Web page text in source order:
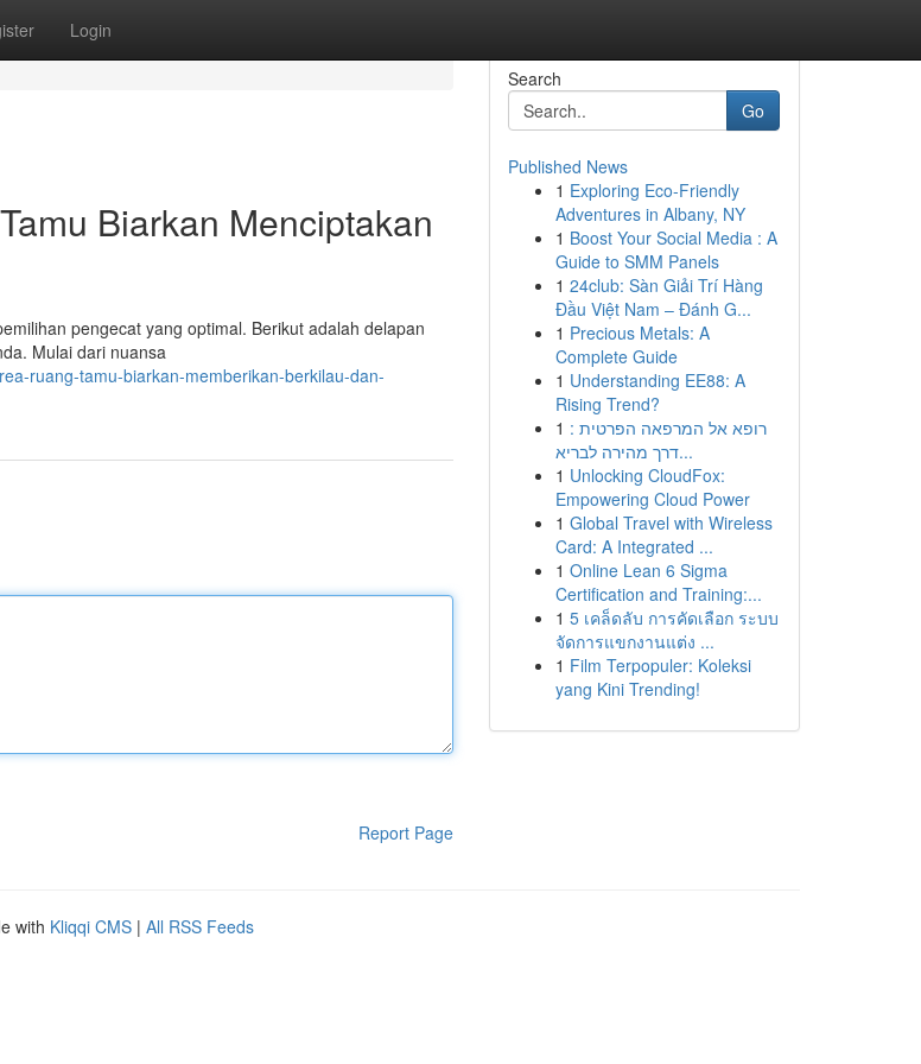
Login
Biarkan Menciptakan
pengecat yang optimal. Berikut adalah delapan
Mulai dari nuansa
ruang-tamu-biarkan-memberikan-berkilau-dan-
Report Page
Search
Go
Published News
1 Exploring Eco-Friendly
Adventures in Albany, NY
1 Boost Your Social Media : A
Guide to SMM Panels
1 24club: Sàn Giải Trí Hàng
Đầu Việt Nam – Đánh G...
1 Precious Metals: A
Complete Guide
1 Understanding EE88: A
Rising Trend?
1 רופא אל המרפאה הפרטית :
דרך מהירה לבריא...
1 Unlocking CloudFox:
Empowering Cloud Power
1 Global Travel with Wireless
Card: A Integrated ...
1 Online Lean 6 Sigma
Certification and Training:...
1 5 เคล็ดลับ การคัดเลือก ระบบ
จัดการแขกงานแต่ง ...
1 Film Terpopuler: Koleksi
yang Kini Trending!
with Kliqqi CMS | All RSS Feeds